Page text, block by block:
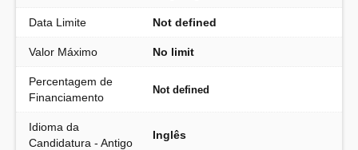
Data Limite Not defined
Valor Máximo No limit
Percentagem de
Financiamento
Not defined
Idioma da
Candidatura - Antigo
Inglês